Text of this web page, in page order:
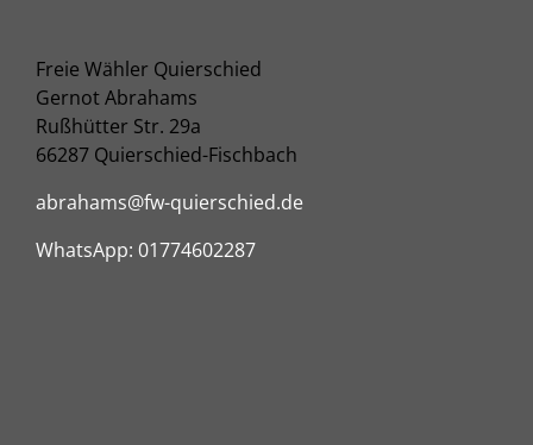
Freie Wähler Quierschied
Gernot Abrahams
Rußhütter Str. 29a
66287 Quierschied-Fischbach
abrahams@fw-quierschied.de
WhatsApp: 01774602287